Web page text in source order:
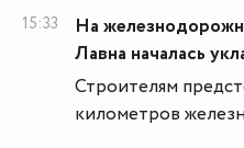
15:33
На
Лавна началась
Строителям
километров